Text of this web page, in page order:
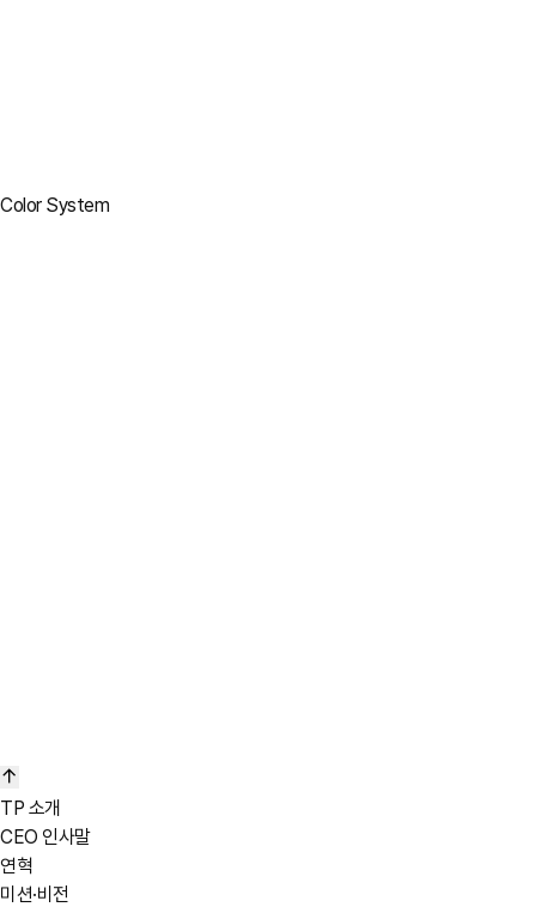
Color System
Pantone 877c
Pantone 873c
Pantone 10407c
TP 소개
CEO 인사말
연혁
미션·비전